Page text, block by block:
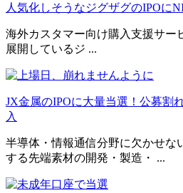
人気化しそうなジグザグのIPOに
海外カスタマー向け購入支援サー
展開しているジ ...
JX金属のIPOに大量当選！公募割
入
半導体・情報通信分野に欠かせな
する先端素材の開発・製造・ ...